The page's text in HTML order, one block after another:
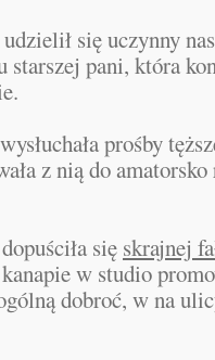
się uczynny
pani, która
prośby
z nią do
się skrajnej
w studio
dobroć, w na